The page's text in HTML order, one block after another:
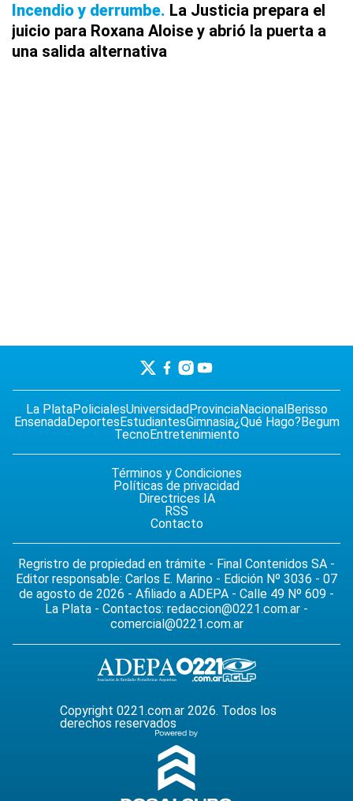
Incendio y derrumbe La Justicia prepara el
juicio para Roxana Aloise y abrió la puerta a
una salida alternativa
La PlataPolicialesUniversidad ProvinciaNacional Berisso
EnsenadaDeportes EstudiantesGimnasia¿Qué Hago? Begum
TecnoEntretenimiento
Términos y Condiciones
Políticas de privacidad
Directrices IA
RSS
Contacto
Regristro de propiedad en trámite - Final Contenidos SA -
Editor responsable: Carlos E. Marino - Edición Nº 3036 - 07
de agosto de 2026 - Afiliado a ADEPA - Calle 49 Nº 609 -
La Plata - Contactos: redaccion@0221.com.ar -
comercial@0221.com.ar
Copyright 0221.com.ar 2026. Todos los
derechos reservados